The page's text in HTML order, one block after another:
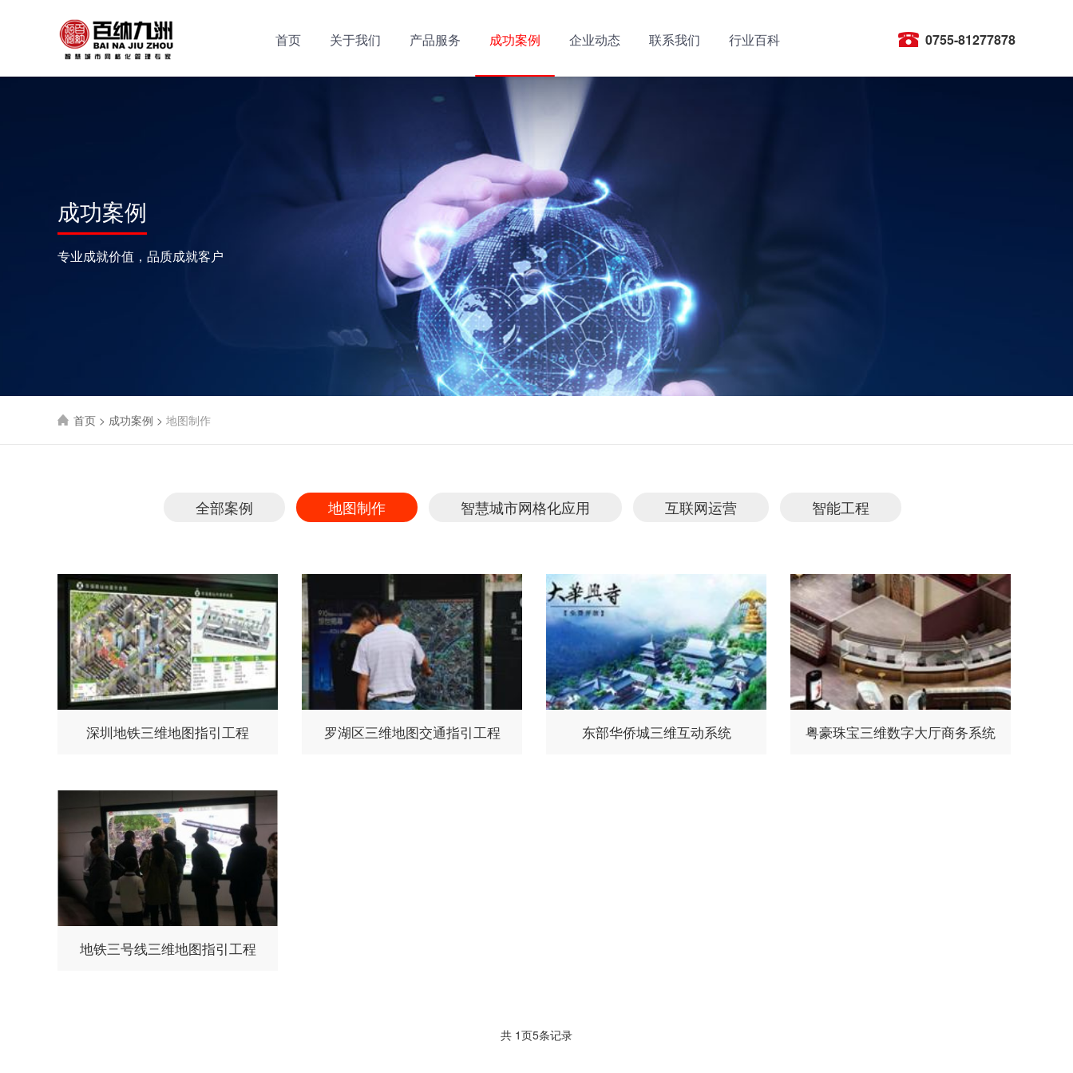
首页 关于我们 产品服务 成功案例 企业动态 联系我们 行业百科 0755-81277878
成功案例
专业成就价值，品质成就客户
首页 > 成功案例 > 地图制作
全部案例 地图制作 智慧城市网格化应用 互联网运营 智能工程
深圳地铁三维地图指引工程 罗湖区三维地图交通指引工程 东部华侨城三维互动系统 粤豪珠宝三维数字大厅商务系统
地铁三号线三维地图指引工程
共 1页5条记录